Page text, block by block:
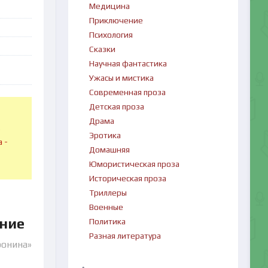
-
Медицина
Приключение
Психология
Сказки
Научная фантастика
Ужасы и мистика
Современная проза
Детская проза
Драма
Эротика
Домашняя
Юмористическая проза
Историческая проза
Триллеры
Военные
Политика
Разная литература